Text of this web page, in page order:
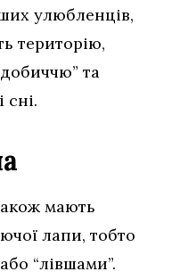
улюбленців,
територію,
та
сні.
мають
лапи, тобто
“лівшами”.